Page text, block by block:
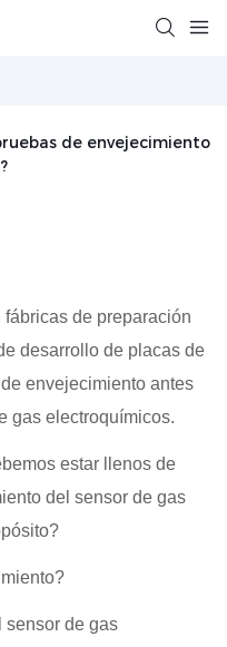
de envejecimiento
de preparación
desarrollo de placas de
envejecimiento antes
gas electroquímicos.
estar llenos de
del sensor de gas
sensor de gas